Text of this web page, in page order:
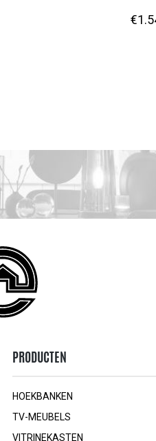
€
PRODUCTEN
HOEKBANKEN
TV-MEUBELS
VITRINEKASTEN